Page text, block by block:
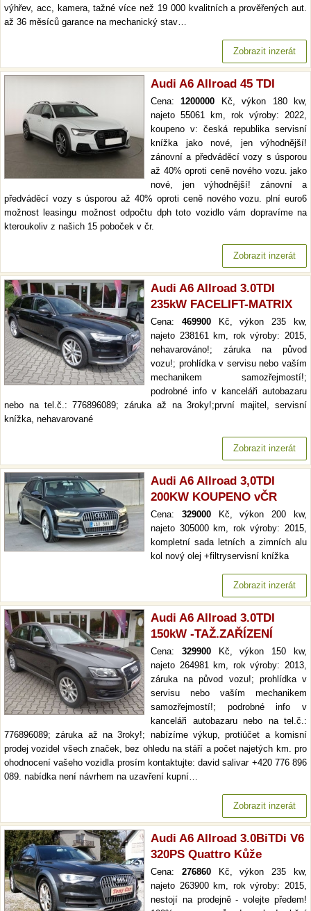
výhřev, acc, kamera, tažné více než 19 000 kvalitních a prověřených aut.
až 36 měsíců garance na mechanický stav…
Zobrazit inzerát
Audi A6 Allroad 45 TDI
Cena:1200000 Kč, výkon 180 kw,
najeto 55061 km, rok výroby: 2022,
koupeno v: česká republika servisní
knížka jako nové, jen výhodnější!
zánovní a předváděcí vozy s úsporou
až 40% oproti ceně nového vozu. jako
nové, jen výhodnější! zánovní a
předváděcí vozy s úsporou až 40% oproti ceně nového vozu. plní euro6
možnost leasingu možnost odpočtu dph toto vozidlo vám dopravíme na
kteroukoliv z našich 15 poboček v čr.
Zobrazit inzerát
Audi A6 Allroad 3.0TDI
235kW FACELIFT-MATRIX
Cena: 469900Kč, výkon 235 kw,
najeto 238161 km, rok výroby: 2015,
nehavarováno!; záruka na původ
vozu!; prohlídka v servisu nebo vaším
mechanikem samozřejmostí!;
podrobné info v kanceláři autobazaru
nebo na tel.č.: 776896089; záruka až na 3roky!;první majitel, servisní
knížka, nehavarované
Zobrazit inzerát
Audi A6 Allroad 3,0TDI
200KW KOUPENO vČR
Cena: 329000Kč, výkon 200 kw,
najeto 305000 km, rok výroby: 2015,
kompletní sada letních a zimních alu
kol nový olej +filtryservisní knížka
Zobrazit inzerát
Audi A6 Allroad 3.0TDI
150kW -TAŽ.ZAŘÍZENÍ
Cena: 329900Kč, výkon 150 kw,
najeto 264981 km, rok výroby: 2013,
záruka na původ vozu!; prohlídka v
servisu nebo vaším mechanikem
samozřejmostí!; podrobné info v
kanceláři autobazaru nebo na tel.č.:
776896089; záruka až na 3roky!; nabízíme výkup, protiúčet a komisní
prodej vozidel všech značek, bez ohledu na stáří a počet najetých km. pro
ohodnocení vašeho vozidla prosím kontaktujte: david salivar +420 776 896
089. nabídka není návrhem na uzavření kupní…
Zobrazit inzerát
Audi A6 Allroad 3.0BiTDi V6
320PS Quattro Kůže
Cena: 276860Kč, výkon 235 kw,
najeto 263900 km, rok výroby: 2015,
nestojí na prodejně - volejte předem!